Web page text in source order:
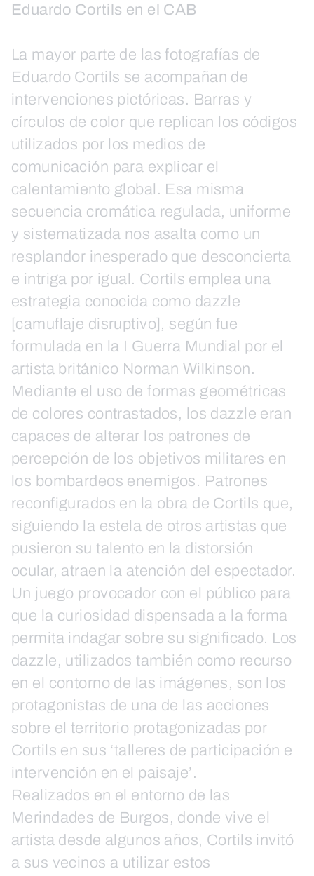
Eduardo Cortils en el CAB
La mayor parte de las fotografías de
Eduardo Cortils se acompañan de
intervenciones pictóricas. Barras y
círculos de color que replican los códigos
utilizados por los medios de
comunicación para explicar el
calentamiento global. Esa misma
secuencia cromática regulada, uniforme
y sistematizada nos asalta como un
resplandor inesperado que desconcierta
e intriga por igual. Cortils emplea una
estrategia conocida como dazzle
[camuflaje disruptivo], según fue
formulada en la I Guerra Mundial por el
artista británico Norman Wilkinson.
Mediante el uso de formas geométricas
de colores contrastados, los dazzle eran
capaces de alterar los patrones de
percepción de los objetivos militares en
los bombardeos enemigos. Patrones
reconfigurados en la obra de Cortils que,
siguiendo la estela de otros artistas que
pusieron su talento en la distorsión
ocular, atraen la atención del espectador.
Un juego provocador con el público para
que la curiosidad dispensada a la forma
permita indagar sobre su significado. Los
dazzle, utilizados también como recurso
en el contorno de las imágenes, son los
protagonistas de una de las acciones
sobre el territorio protagonizadas por
Cortils en sus ‘talleres de participación e
intervención en el paisaje’.
Realizados en el entorno de las
Merindades de Burgos, donde vive el
artista desde algunos años, Cortils invitó
a sus vecinos a utilizar estos